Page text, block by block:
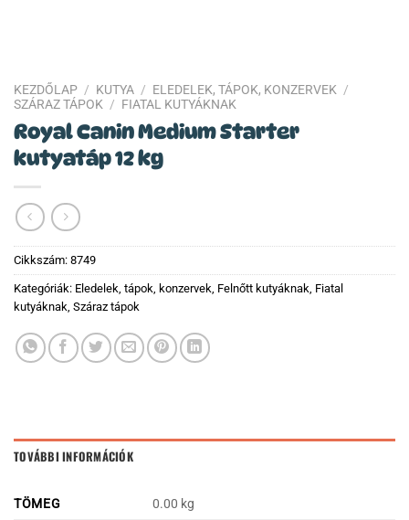
KEZDŐLAP / KUTYA / ELEDELEK, TÁPOK, KONZERVEK /
SZÁRAZ TÁPOK / FIATAL KUTYÁKNAK
Royal Canin Medium Starter
kutyatáp 12 kg
Cikkszám: 8749
Kategóriák: Eledelek, tápok, konzervek, Felnőtt kutyáknak, Fiatal
kutyáknak, Száraz tápok
TOVÁBBI INFORMÁCIÓK
TÖMEG
0.00 kg